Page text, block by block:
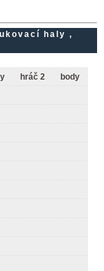
haly ,
hráč 2
body